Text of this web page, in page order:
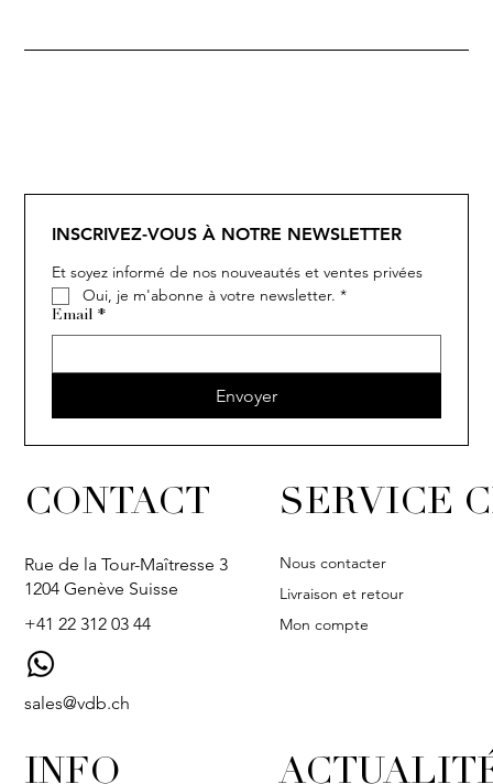
INSCRIVEZ-VOUS À NOTRE NEWSLETTER
Et soyez informé de nos nouveautés et ventes privées
Oui, je m'abonne à votre newsletter. *
Email *
Envoyer
CONTACT
Rue de la Tour-Maîtresse 3
1204 Genève Suisse
+41 22 312 03 44
sales@vdb.ch
SERVICE
Nous contacter
Livraison et retour
Mon compte
INFO